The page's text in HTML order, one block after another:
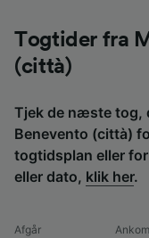
Togtider fra
(città)
Tjek de næste tog,
Benevento (città)
togtidsplan eller
eller dato, klik her.
Afgår